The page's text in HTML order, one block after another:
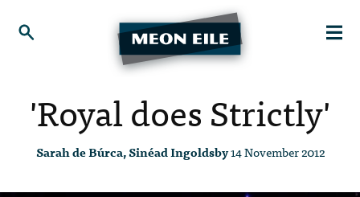
'Royal does Strictly'
Sarah de Búrca, Sinéad Ingoldsby14 November 2012